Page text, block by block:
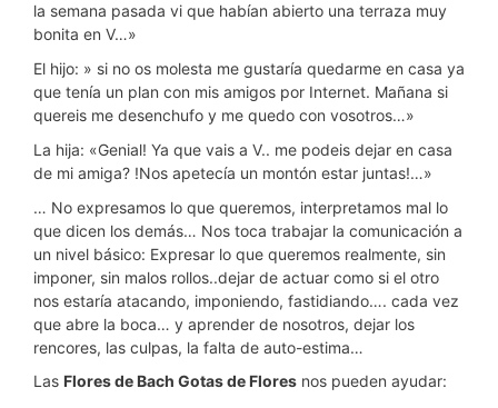
la semana pasada vi que habían abierto una terraza muy
bonita en V…»
El hijo: » si no os molesta me gustaría quedarme en casa ya
que tenía un plan con mis amigos por Internet. Mañana si
quereis me desenchufo y me quedo con vosotros…»
La hija: «Genial! Ya que vais a V.. me podeis dejar en casa
de mi amiga? !Nos apetecía un montón estar juntas!…»
… No expresamos lo que queremos, interpretamos mal lo
que dicen los demás… Nos toca trabajar la comunicación a
un nivel básico: Expresar lo que queremos realmente, sin
imponer, sin malos rollos..dejar de actuar como si el otro
nos estaría atacando, imponiendo, fastidiando…. cada vez
que abre la boca… y aprender de nosotros, dejar los
rencores, las culpas, la falta de auto-estima…
Las Flores de Bach Gotas de Flores nos pueden ayudar: